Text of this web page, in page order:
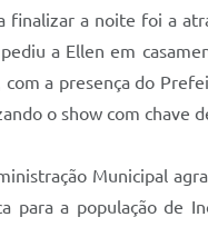
finalizar a noite foi a
a Ellen em
com a presença do
o show com chave
Municipal
para a população de